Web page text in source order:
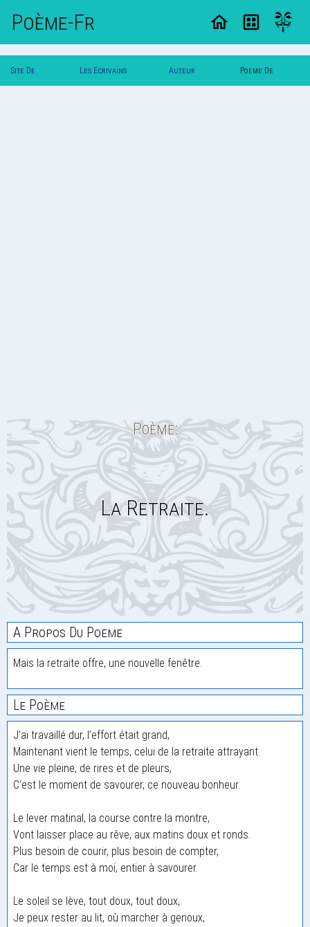
Poème-Fr
Site De Les Ecrivains Auteur Poeme De
Poème:
La Retraite.
A Propos Du Poeme
Mais la retraite offre, une nouvelle fenêtre.
Le Poème
J’ai travaillé dur, l’effort était grand,
Maintenant vient le temps, celui de la retraite attrayant.
Une vie pleine, de rires et de pleurs,
C’est le moment de savourer, ce nouveau bonheur.
Le lever matinal, la course contre la montre,
Vont laisser place au rêve, aux matins doux et ronds.
Plus besoin de courir, plus besoin de compter,
Car le temps est à moi, entier à savourer.
Le soleil se lève, tout doux, tout doux,
Je peux rester au lit, où marcher à genoux,